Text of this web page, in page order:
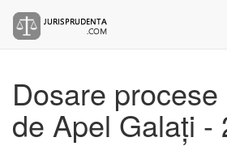
Dosare
de Apel Galați -